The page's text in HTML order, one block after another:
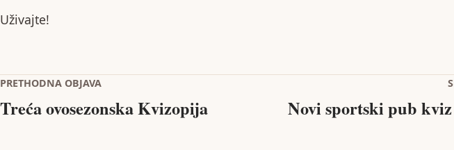
Uživajte!
Navigacija objava
PRETHODNA OBJAVA
Treća ovosezonska Kvizopija
Novi sportski pub